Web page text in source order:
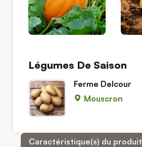
Légumes De Saison
Ferme Delcour
Mouscron
Caractéristique(s) du produit